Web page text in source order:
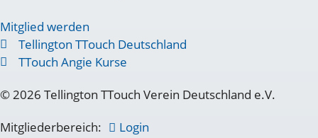
Mitglied werden
Tellington TTouch Deutschland
TTouch Angie Kurse
© 2026 Tellington TTouch Verein Deutschland e.V.
Mitgliederbereich:
Login